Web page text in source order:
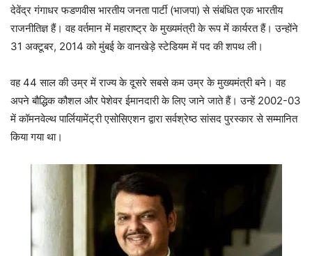
देवेंद्र गंगाधर फडणवीस भारतीय जनता पार्टी (भाजपा) से संबंधित एक भारतीय
राजनीतिज्ञ हैं। वह वर्तमान में महाराष्ट्र के मुख्यमंत्री के रूप में कार्यरत हैं। उन्होंने
31 अक्टूबर, 2014 को मुंबई के वानखेड़े स्टेडियम में पद की शपथ ली।
वह 44 साल की उम्र में राज्य के दूसरे सबसे कम उम्र के मुख्यमंत्री बने। वह
अपने बौद्धिक कौशल और पेशेवर ईमानदारी के लिए जाने जाते हैं। उन्हें 2002-03
में कॉमनवेल्थ पार्लियामेंट्री एसोसिएशन द्वारा सर्वश्रेष्ठ सांसद पुरस्कार से सम्मानित
किया गया था।